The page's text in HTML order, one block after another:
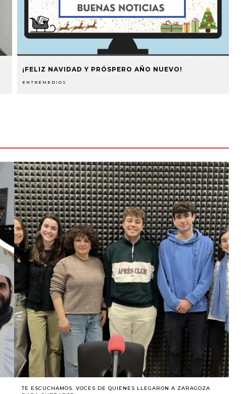
¡FELIZ NAVIDAD Y PRÓSPERO AÑO NUEVO!
ENTREMEDIOS
TE ESCUCHAMOS. VOCES DE QUIENES LLEGARON A ZARAGOZA